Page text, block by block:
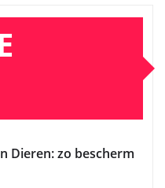
Dieren: zo bescherm